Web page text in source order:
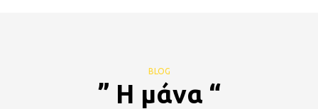
BLOG
” H μάνα “